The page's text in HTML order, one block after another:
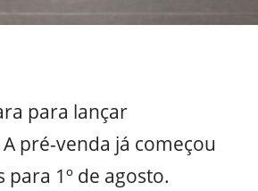
para lançar
pré-venda já começou
1º de agosto.